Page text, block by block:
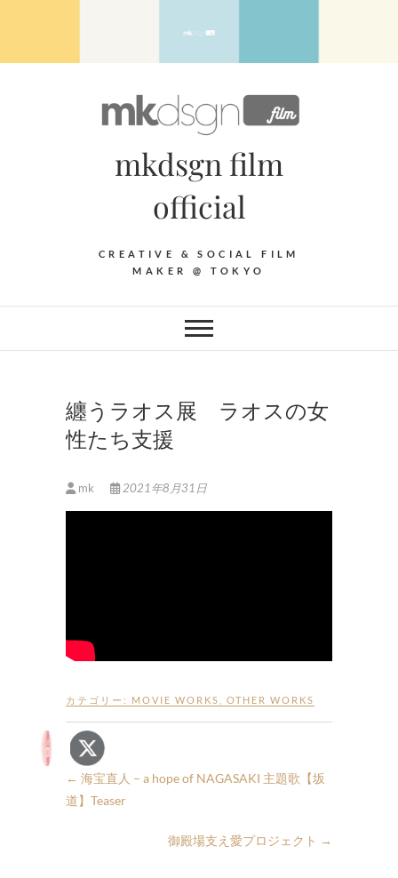
mkdsgn film
official
CREATIVE & SOCIAL FILM
MAKER @ TOKYO
纏うラオス展 ラオスの女
性たち支援
mk 2021年8月31日
カテゴリー: MOVIE WORKS OTHER WORKS
← 海宝直人 – a hope of NAGASAKI 主題歌【坂
道】Teaser
御殿場支え愛プロジェクト →